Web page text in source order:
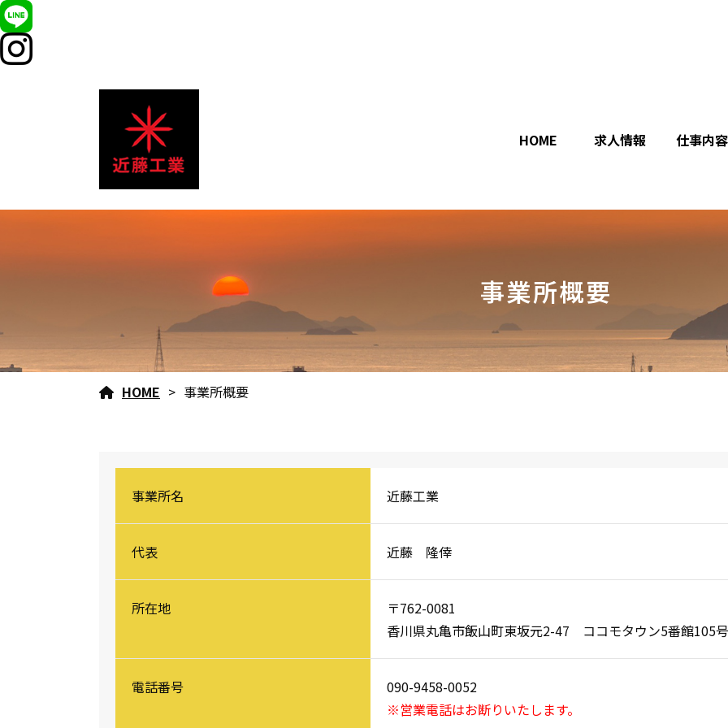
HOME 求人情報 仕事内容
事業所概要
HOME 事業所概要
事業所名 近藤工業
代表 近藤 隆倖
所在地
〒762-0081
香川県丸亀市飯山町東坂元2-47 ココモタウン5番館105号
電話番号
090-9458-0052
※営業電話はお断りいたします。